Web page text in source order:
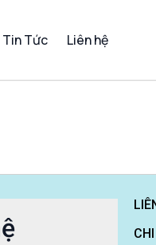
Tin Tức Liên hệ